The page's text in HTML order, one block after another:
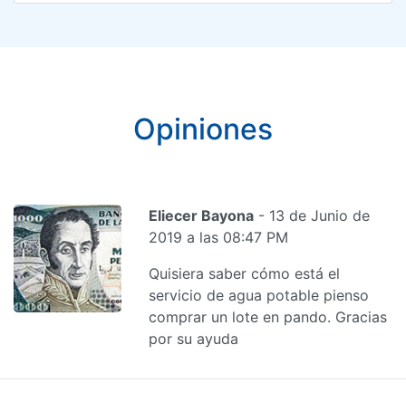
Opiniones
Eliecer Bayona - 13 de Junio de
2019 a las 08:47 PM
Quisiera saber cómo está el
servicio de agua potable pienso
comprar un lote en pando. Gracias
por su ayuda